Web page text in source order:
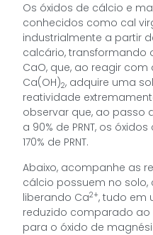
Os óxidos de cálcio e
conhecidos como cal
industrialmente a partir
calcário, transformando
CaO, que, ao reagir
Ca(OH)2, adquire uma
reatividade
observar que, ao passo
a 90% de PRNT, os
170% de PRNT.
Abaixo, acompanhe as
cálcio possuem no solo,
liberando Ca2+, tudo em
reduzido comparado
para o óxido de